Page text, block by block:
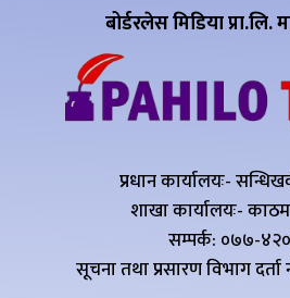
बोर्डरलेस मिडिया प्रा.लि.
प्रधान कार्यालयः-
शाखा कार्यालयः-
सम्पर्क: ०७७-
सूचना तथा प्रसारण विभाग